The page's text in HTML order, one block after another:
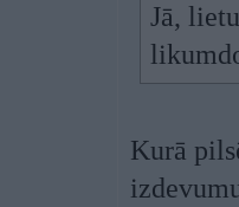
Jā,
Kurā